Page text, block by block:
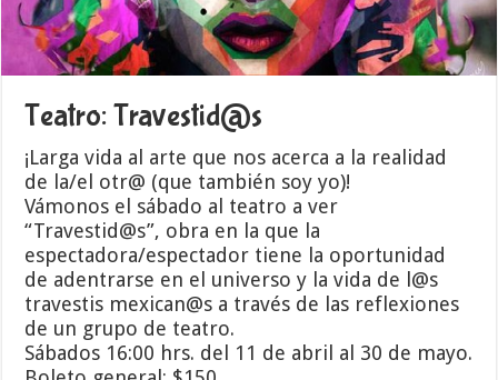
Teatro: Travestid@s
¡Larga vida al arte que nos acerca a la realidad
de la/el otr@ (que también soy yo)!
Vámonos el sábado al teatro a ver
“Travestid@s”, obra en la que la
espectadora/espectador tiene la oportunidad
de adentrarse en el universo y la vida de l@s
travestis mexican@s a través de las reflexiones
de un grupo de teatro.
Sábados 16:00 hrs. del 11 de abril al 30 de mayo.